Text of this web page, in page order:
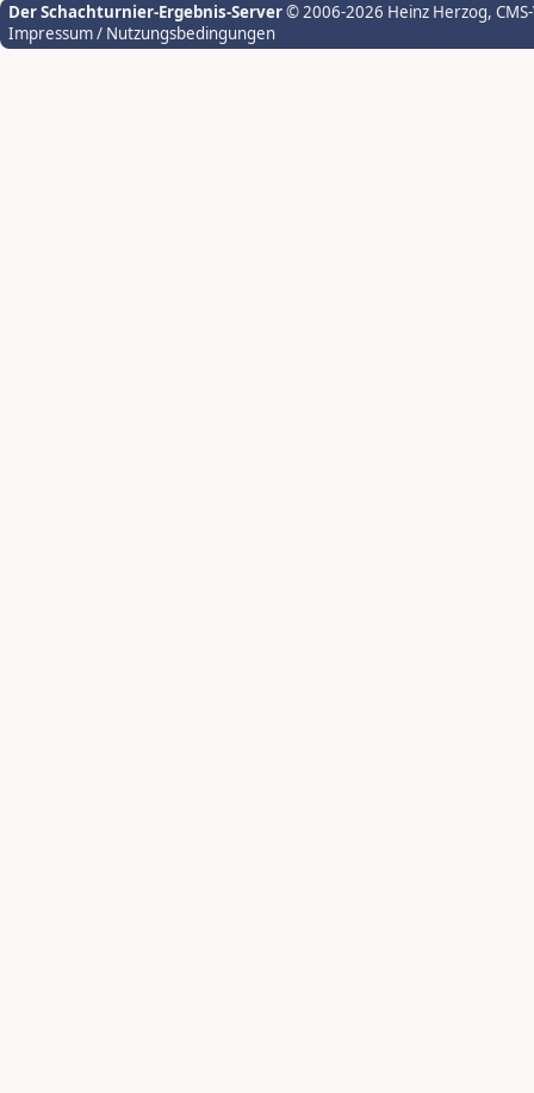
Der Schachturnier-Ergebnis-Server© 2006-2026 Heinz Herzog,
Impressum / Nutzungsbedingungen